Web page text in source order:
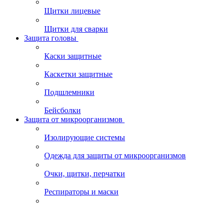
Щитки лицевые
Щитки для сварки
Защита головы
Каски защитные
Каскетки защитные
Подшлемники
Бейсболки
Защита от микроорганизмов
Изолирующие системы
Одежда для защиты от микроорганизмов
Очки, щитки, перчатки
Респираторы и маски